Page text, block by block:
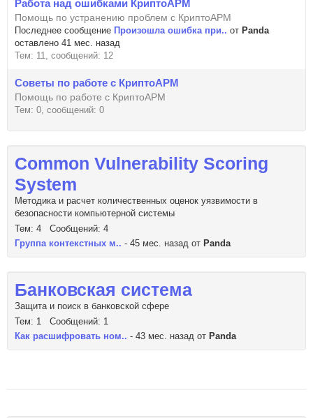
Работа над ошибками КриптоАРМ
Помощь по устранению проблем с КриптоАРМ
Последнее сообщение Произошла ошибка при.. от Panda
оставлено 41 мес. назад
Тем: 11, сообщений: 12
Советы по работе с КриптоАРМ
Помощь по работе с КриптоАРМ
Тем: 0, сообщений: 0
Common Vulnerability Scoring
System
Методика и расчет количественных оценок уязвимости в
безопасности компьютерной системы
Тем: 4 Сообщений: 4
Группа контекстных м.. - 45 мес. назад от Panda
Банковская система
Защита и поиск в банковской сфере
Тем: 1 Сообщений: 1
Как расшифровать ном.. - 43 мес. назад от Panda